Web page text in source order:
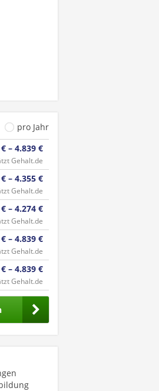
pro Jahr
– 4.839 €
Gehalt.de
– 4.355 €
Gehalt.de
– 4.274 €
Gehalt.de
– 4.839 €
Gehalt.de
– 4.839 €
Gehalt.de